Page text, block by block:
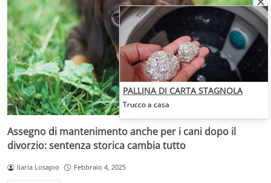
Assegno di mantenimento anche per i cani dopo il
divorzio: sentenza storica cambia tutto
Ilaria Losapio Febbraio 4, 2025
PALLINA DI CARTA STAGNOLA
Trucco a casa